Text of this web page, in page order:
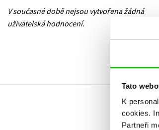
Tato
K
cookies.
Partneři
V současné době nejsou vytvořena žádná
uživatelská hodnocení.